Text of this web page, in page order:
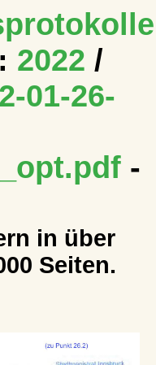
2022 /
01-26-
-
in über
Seiten.